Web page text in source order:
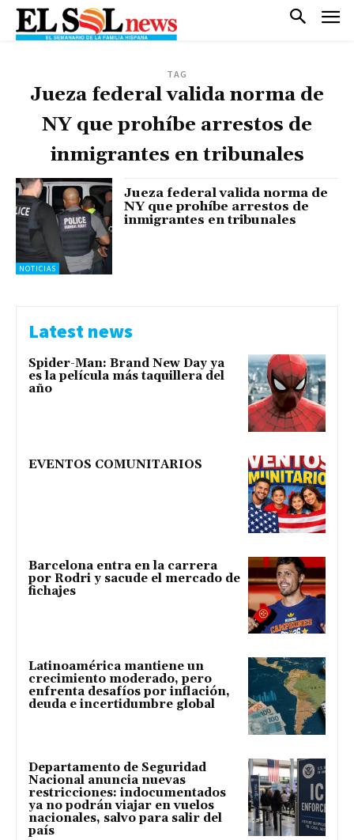
TAG
Jueza federal valida norma de
NY que prohíbe arrestos de
inmigrantes en tribunales
NOTICIAS
Jueza federal valida norma de
NY que prohíbe arrestos de
inmigrantes en tribunales
Latest news
Spider-Man: Brand New Day ya
es la película más taquillera del
año
EVENTOS COMUNITARIOS
Barcelona entra en la carrera
por Rodri y sacude el mercado de
fichajes
Latinoamérica mantiene un
crecimiento moderado, pero
enfrenta desafíos por inflación,
deuda e incertidumbre global
Departamento de Seguridad
Nacional anuncia nuevas
restricciones: indocumentados
ya no podrán viajar en vuelos
nacionales, salvo para salir del
país